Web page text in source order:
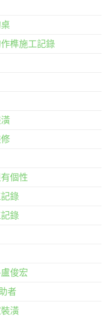
榫施工記錄
個性
錄
錄
俊宏
者
潢